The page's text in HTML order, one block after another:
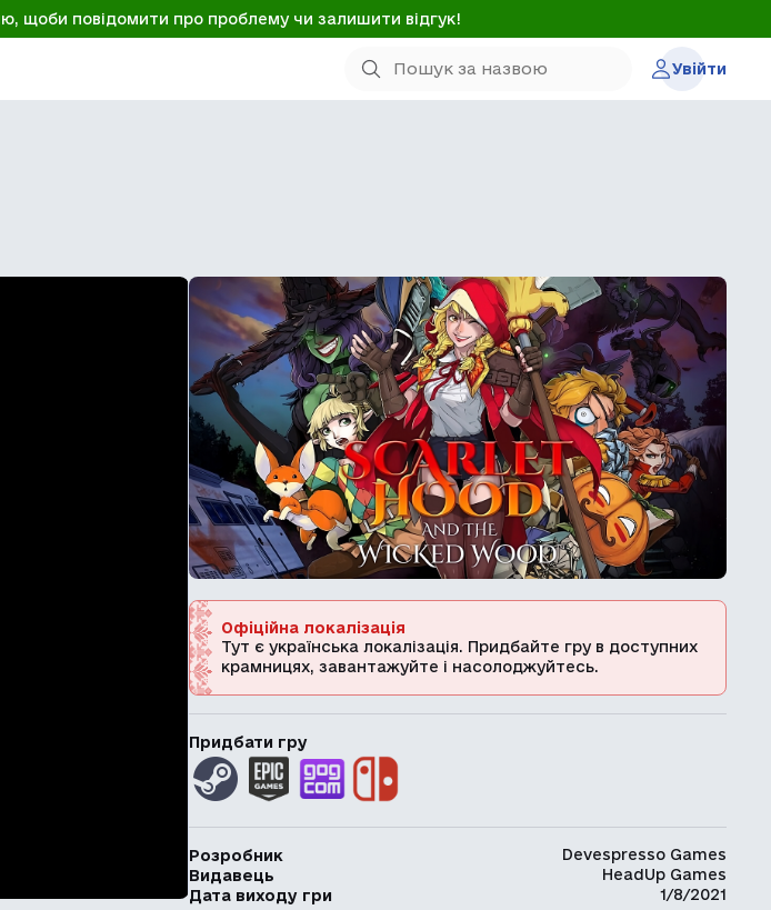
щоби повідомити про проблему чи залишити відгук!
Увійти
Офіційна локалізація
Тут є українська локалізація. Придбайте гру в доступних
крамницях, завантажуйте і насолоджуйтесь.
Придбати гру
Розробник
Devespresso Games
Видавець
HeadUp Games
Дата виходу гри
1/8/2021